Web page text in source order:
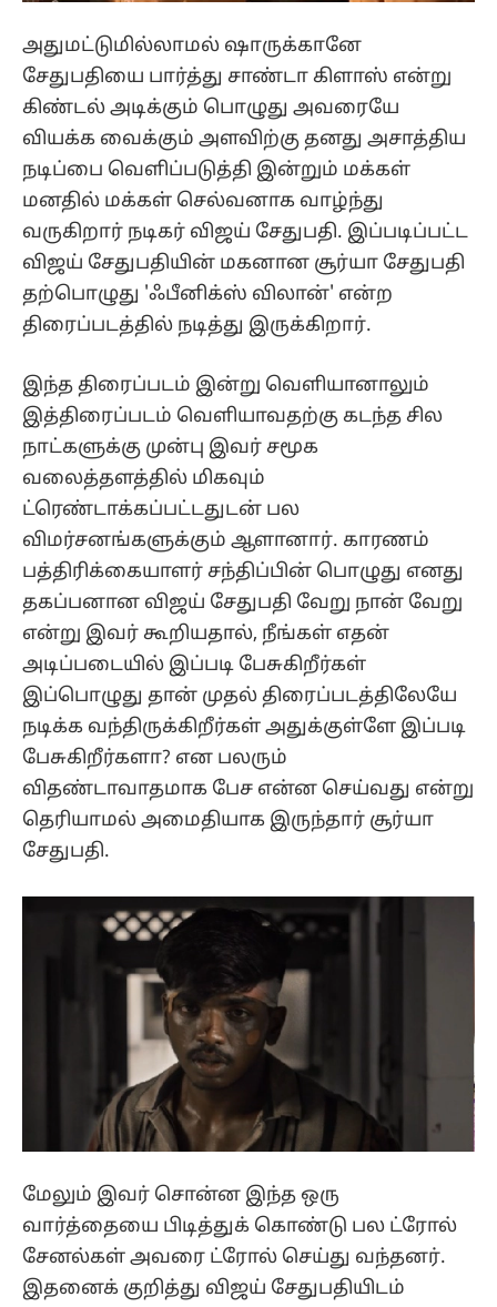
அதுமட்டுமில்லாமல் ஷாருக்கானே
சேதுபதியை பார்த்து சாண்டா கிளாஸ் என்று
கிண்டல் அடிக்கும் பொழுது அவரையே
வியக்க வைக்கும் அளவிற்கு தனது அசாத்திய
நடிப்பை வெளிப்படுத்தி இன்றும் மக்கள்
மனதில் மக்கள் செல்வனாக வாழ்ந்து
வருகிறார் நடிகர் விஜய் சேதுபதி. இப்படிப்பட்ட
விஜய் சேதுபதியின் மகனான சூர்யா சேதுபதி
தற்பொழுது 'ஃபீனிக்ஸ் விலான்' என்ற
திரைப்படத்தில் நடித்து இருக்கிறார்.
இந்த திரைப்படம் இன்று வெளியானாலும்
இத்திரைப்படம் வெளியாவதற்கு கடந்த சில
நாட்களுக்கு முன்பு இவர் சமூக
வலைத்தளத்தில் மிகவும்
ட்ரெண்டாக்கப்பட்டதுடன் பல
விமர்சனங்களுக்கும் ஆளானார். காரணம்
பத்திரிக்கையாளர் சந்திப்பின் பொழுது எனது
தகப்பனான விஜய் சேதுபதி வேறு நான் வேறு
என்று இவர் கூறியதால், நீங்கள் எதன்
அடிப்படையில் இப்படி பேசுகிறீர்கள்
இப்பொழுது தான் முதல் திரைப்படத்திலேயே
நடிக்க வந்திருக்கிறீர்கள் அதுக்குள்ளே இப்படி
பேசுகிறீர்களா? என பலரும்
விதண்டாவாதமாக பேச என்ன செய்வது என்று
தெரியாமல் அமைதியாக இருந்தார் சூர்யா
சேதுபதி.
மேலும் இவர் சொன்ன இந்த ஒரு
வார்த்தையை பிடித்துக் கொண்டு பல ட்ரோல்
சேனல்கள் அவரை ட்ரோல் செய்து வந்தனர்.
இதனைக் குறித்து விஜய் சேதுபதியிடம்